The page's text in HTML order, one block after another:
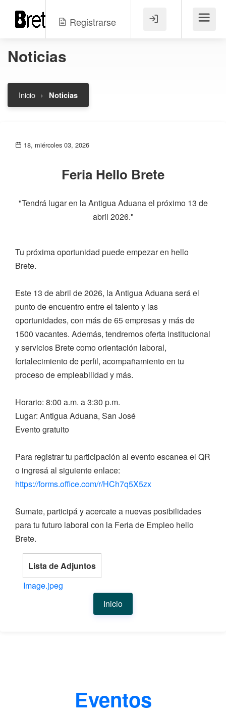
Registrarse Menú
Noticias
Inicio Noticias
18, miércoles 03, 2026
Feria Hello Brete
"Tendrá lugar en la Antigua Aduana el próximo 13 de
abril 2026."
Tu próxima oportunidad puede empezar en hello
Brete.
Este 13 de abril de 2026, la Antigua Aduana será el
punto de encuentro entre el talento y las
oportunidades, con más de 65 empresas y más de
1500 vacantes. Además, tendremos oferta institucional
y servicios Brete como orientación laboral,
fortalecimiento de perfil, acompañamiento en tu
proceso de empleabilidad y más.
Horario: 8:00 a.m. a 3:30 p.m.
Lugar: Antigua Aduana, San José
Evento gratuito
Para registrar tu participación al evento escanea el QR
o ingresá al siguiente enlace:
https://forms.office.com/r/HCh7q5X5zx
Sumate, participá y acercate a nuevas posibilidades
para tu futuro laboral con la Feria de Empleo hello
Brete.
Lista de Adjuntos
Image.jpeg
Inicio
Eventos